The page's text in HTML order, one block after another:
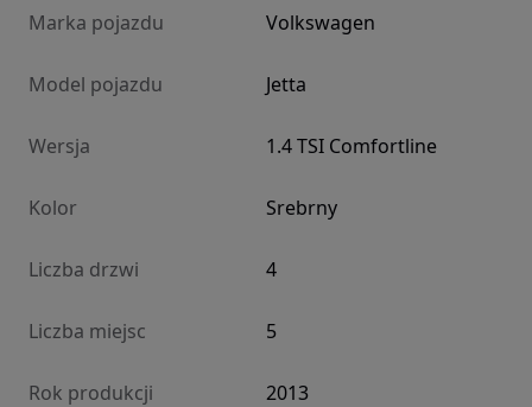
Marka pojazdu Volkswagen
Model pojazdu Jetta
Wersja 1.4 TSI Comfortline
Kolor Srebrny
Liczba drzwi 4
Liczba miejsc 5
Rok produkcji 2013